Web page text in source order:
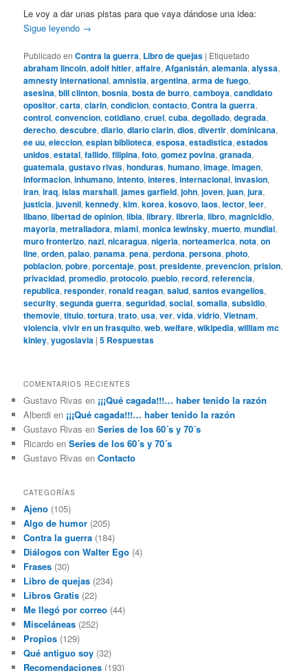
Le voy a dar unas pistas para que vaya dándose una idea:
Sigue leyendo →
Publicado en Contra la guerra, Libro de quejas | Etiquetado
abraham lincoln,adolf hitler,affaire,Afganistán,alemania,alyssa,
amnesty international,amnistia,argentina,arma de fuego,
asesina,bill clinton,bosnia,bosta de burro,camboya,candidato
opositor,carta,clarin,condicion,contacto,Contra la guerra,
control,convencion,cotidiano,cruel,cuba,degollado,degrada,
derecho,descubre,diario,diario clarin,dios,divertir,dominicana,
ee uu,eleccion,espian biblioteca,esposa,estadistica,estados
unidos,estatal,fallido,filipina,foto,gomez povina,granada,
guatemala,gustavo rivas,honduras,humano,image,imagen,
informacion,inhumano,intento,interes,internacional,invasion,
iran,iraq,islas marshall,james garfield,john,joven,juan,jura,
justicia,juvenil,kennedy,kim,korea,kosovo,laos,lector,leer,
libano,libertad de opinion,libia,library,libreria,libro,magnicidio,
mayoria,metralladora,miami,monica lewinsky,muerto,mundial,
muro fronterizo,nazi,nicaragua,nigeria,norteamerica,nota,on
line,orden,palao,panama,pena,perdona,persona,photo,
poblacion,pobre,porcentaje,post,presidente,prevencion,prision,
privacidad,promedio,protocolo,pueblo,record,referencia,
republica,responder,ronald reagan,salud,santos evangelios,
security,segunda guerra,seguridad,social,somalia,subsidio,
themovie,titulo,tortura,trato,usa,ver,vida,vidrio,Vietnam,
violencia,vivir en un frasquito,web,welfare,wikipedia,william mc
kinley,yugoslavia |5 Respuestas
COMENTARIOS RECIENTES
Gustavo Rivas en ¡¡¡Qué cagada!!!… haber tenido la razón
Alberdi en ¡¡¡Qué cagada!!!… haber tenido la razón
Gustavo Rivas enSeries de los 60´s y 70´s
Ricardo enSeries de los 60´s y 70´s
Gustavo Rivas enContacto
CATEGORÍAS
Ajeno (105)
Algo de humor (205)
Contra la guerra (184)
Diálogos con Walter Ego (4)
Frases (30)
Libro de quejas (234)
Libros Gratis (22)
Me llegó por correo (44)
Misceláneas (252)
Propios (129)
Qué antiguo soy (32)
Recomendaciones (193)